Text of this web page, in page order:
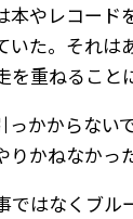
やレコード
た。それは
重ねること
かからない
かねなかった
はなくブル